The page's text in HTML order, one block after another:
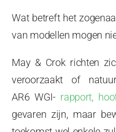
Wat betreft het
van modellen mogen
May & Crok richten
veroorzaakt of
AR6 WGI- rapport,
gevaren zijn, maar